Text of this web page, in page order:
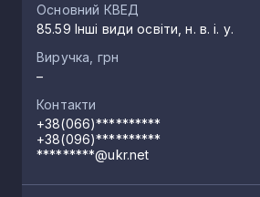
Основний КВЕД
85.59 Інші види освіти, н. в. і. у.
Виручка, грн
–
Контакти
+38(066)**********
+38(096)**********
*********@ukr.net